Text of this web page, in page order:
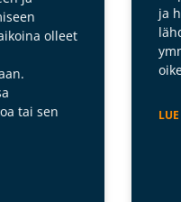
olleet
tai sen
ja